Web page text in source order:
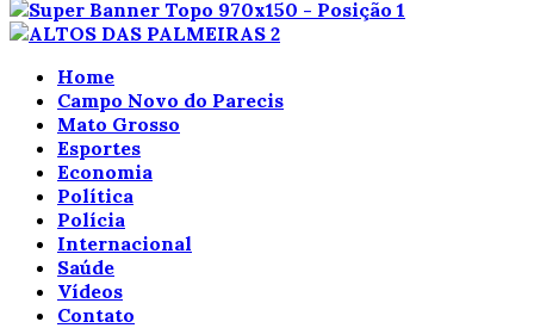
Home
Campo Novo do Parecis
Mato Grosso
Esportes
Economia
Política
Polícia
Internacional
Saúde
Vídeos
Contato